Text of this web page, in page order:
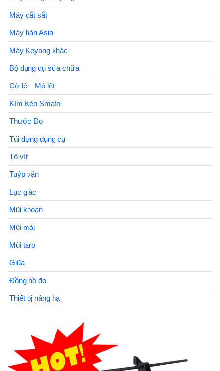
Máy cắt sắt
Máy hàn Asia
Máy Keyang khác
Bộ dụng cụ sửa chữa
Cờ lê – Mỏ lết
Kìm Kéo Smato
Thước Đo
Túi đựng dụng cụ
Tô vít
Tuýp vặn
Lục giác
Mũi khoan
Mũi mài
Mũi taro
Giũa
Đồng hồ đo
Thiết bị nâng hạ